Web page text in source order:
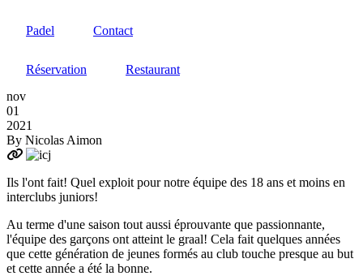
Padel Contact
Réservation
Restaurant
nov
01
2021
By Nicolas Aimon
Ils l'ont fait! Quel exploit pour notre équipe des 18 ans et moins en
interclubs juniors!
Au terme d'une saison tout aussi éprouvante que passionnante,
l'équipe des garçons ont atteint le graal! Cela fait quelques années
que cette génération de jeunes formés au club touche presque au but
et cette année a été la bonne.